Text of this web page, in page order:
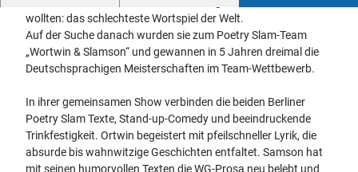
Galeri
en und
Sonde
rausst
en
Street
Art
Theat
Wandern
im
Grünen
mit
Kindern
Gastronomie
und
Unterkünfte
Ausflugsziele
wollten: das schlechteste Wortspiel der Welt.
Auf der Suche danach wurden sie zum Poetry Slam-Team
„Wortwin & Slamson“ und gewannen in 5 Jahren dreimal die
Deutschsprachigen Meisterschaften im Team-Wettbewerb.
In ihrer gemeinsamen Show verbinden die beiden Berliner
Poetry Slam Texte, Stand-up-Comedy und beeindruckende
Trinkfestigkeit. Ortwin begeistert mit pfeilschneller Lyrik, die
absurde bis wahnwitzige Geschichten entfaltet. Samson hat
mit seinen humorvollen Texten die WG-Prosa neu belebt und